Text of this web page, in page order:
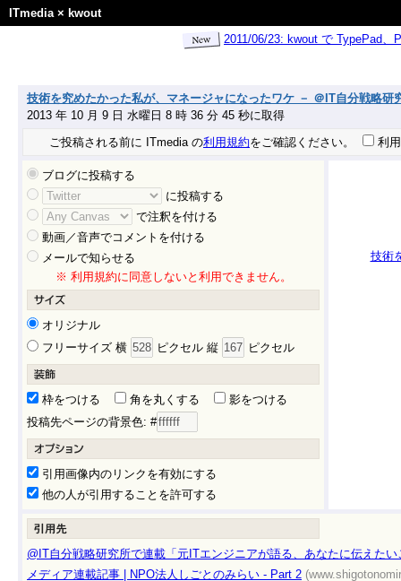
ITmedia× kwout
2011/06/23: kwout で TypePad
技術を究めたかった私が、マネージャになったワケ － ＠IT自分戦略研
2013 年 10 月 9 日 水曜日 8 時 36 分 45 秒に取得
ご投稿される前に ITmedia の利用規約をご確認ください。 利
ブログに投稿する
に投稿する
で注釈を付ける
動画／音声でコメントを付ける
メールで知らせる
※ 利用規約に同意しないと利用できません。
オリジナル
フリーサイズ 横
ピクセル 縦 ピクセル
枠をつける 角を丸くする
影をつける
投稿先ページの背景色: #
引用画像内のリンクを有効にする
他の人が引用することを許可する
技術
@IT自分戦略研究所で連載「元ITエンジニアが語る、あなたに伝えた
メディア連載記事 | NPO法人しごとのみらい - Part 2